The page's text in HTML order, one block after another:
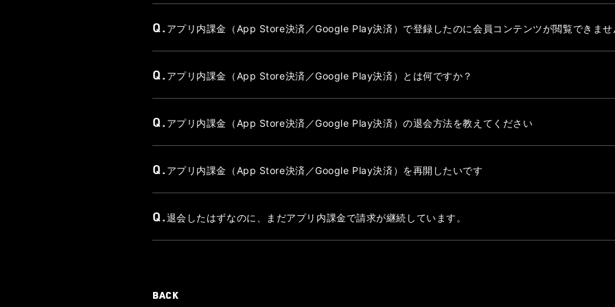
Q. アプリ内課金（App Store決済／Google Play決済）で登録したのに会員コンテンツが閲覧できませ
Q. アプリ内課金（App Store決済／Google Play決済）とは何ですか？
Q. アプリ内課金（App Store決済／Google Play決済）の退会方法を教えてください
Q. アプリ内課金（App Store決済／Google Play決済）を再開したいです
Q.退会したはずなのに、まだアプリ内課金で請求が継続しています。
BACK